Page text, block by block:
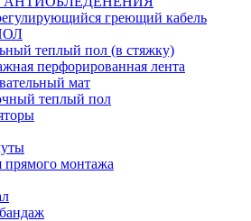
греющий кабель
теплый пол (в стяжку)
перфорированная лента
мат
теплый пол
прямого монтажа